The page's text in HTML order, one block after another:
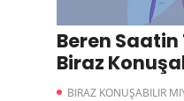
Beren Saatin
Biraz
BIRAZ KONUŞABILIR